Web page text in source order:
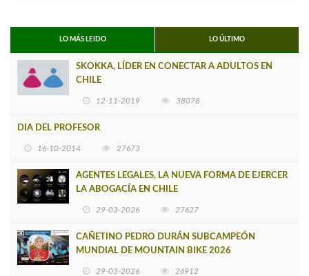
LO MÁS LEIDO LO ÚLTIMO
SKOKKA, LÍDER EN CONECTAR A ADULTOS EN
CHILE
12-11-2019 38078
DIA DEL PROFESOR
16-10-2014 27673
AGENTES LEGALES, LA NUEVA FORMA DE EJERCER
LA ABOGACÍA EN CHILE
29-03-2026 27627
CAÑETINO PEDRO DURÁN SUBCAMPEÓN
MUNDIAL DE MOUNTAIN BIKE 2026
29-03-2026 26912